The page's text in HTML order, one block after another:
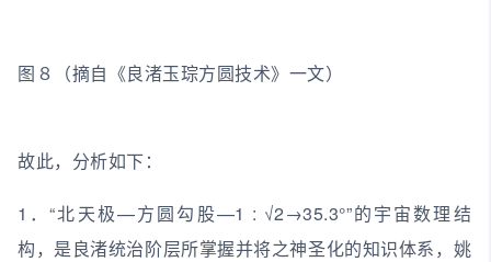
图８（摘自《良渚玉琮方圆技术》一文）
故此，分析如下：
1．“北天极—方圆勾股—1 : √2→35.3°”的宇宙数理结
构，是良渚统治阶层所掌握并将之神圣化的知识体系，姚